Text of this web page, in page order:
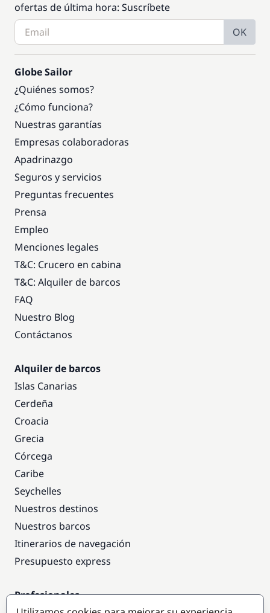
ofertas de última hora: Suscríbete
OK
Globe Sailor
¿Quiénes somos?
¿Cómo funciona?
Nuestras garantías
Empresas colaboradoras
Apadrinazgo
Seguros y servicios
Preguntas frecuentes
Prensa
Empleo
Menciones legales
T&C: Crucero en cabina
T&C: Alquiler de barcos
FAQ
Nuestro Blog
Contáctanos
Alquiler de barcos
Islas Canarias
Cerdeña
Croacia
Grecia
Córcega
Caribe
Seychelles
Nuestros destinos
Nuestros barcos
Itinerarios de navegación
Presupuesto express
Profesionales